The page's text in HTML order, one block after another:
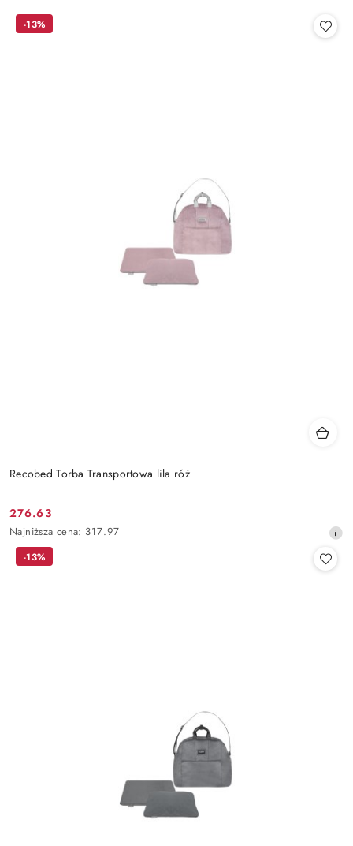
statusie:
Recobed Torba Transportowa lila róż
Cena
promocyjna:
276.63
Najniższa
cena
Najniższa cena: 317.97
-13%
-13%